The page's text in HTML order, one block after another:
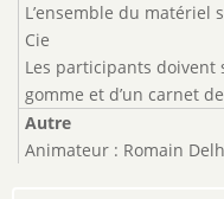
L’ensemble du
Cie
Les participants doivent
gomme et d’un carnet
Autre
Animateur : Romain